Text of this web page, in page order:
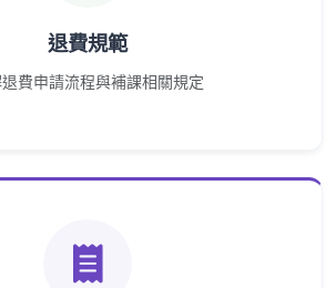
退費規範
費申請流程與補課相關規定